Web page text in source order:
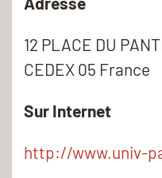
12 PLACE DU
CEDEX 05 France
Sur Internet
http://www.univ-